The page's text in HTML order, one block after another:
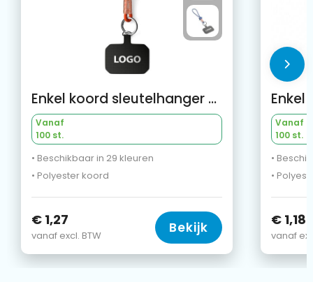
Enkel koord sleutelhanger en telefoonhouder met eigen designlabel
Vanaf
100 st.
• Beschikbaar in 29 kleuren
• Polyester koord
€ 1,27
vanaf excl. BTW Bekijk
Vanaf
100 st.
•
•
€ 1,18
vanaf